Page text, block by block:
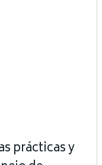
prácticas y